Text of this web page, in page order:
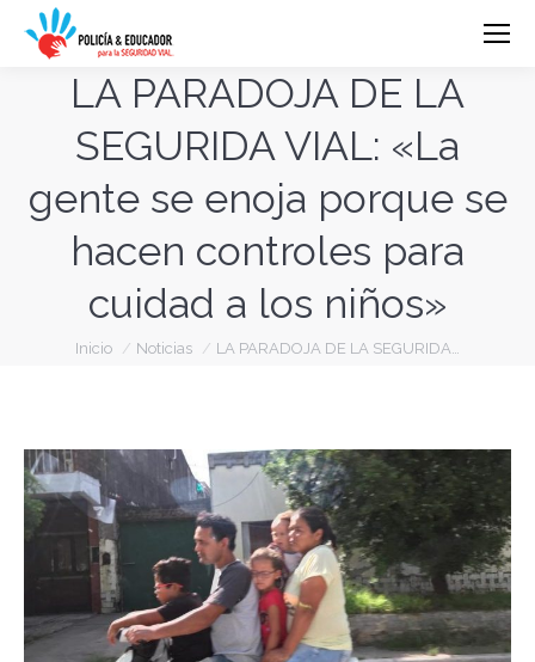
LA PARADOJA DE LA
SEGURIDA VIAL: «La
gente se enoja porque se
hacen controles para
cuidad a los niños»
Estás aquí:
Inicio Noticias LA PARADOJA DE LA SEGURIDA…